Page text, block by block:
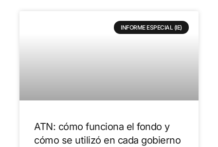
INFORME ESPECIAL (IE)
ATN: cómo funciona el fondo y
cómo se utilizó en cada gobierno